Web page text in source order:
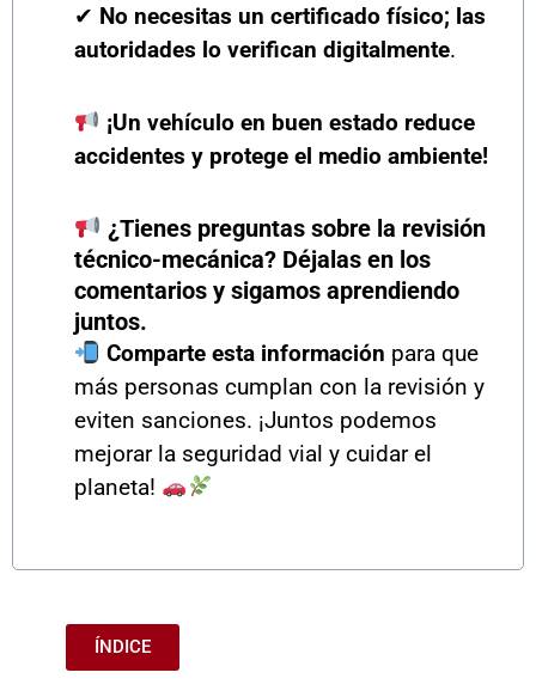
✔ No necesitas un certificado físico; las
autoridades lo verifican digitalmente.
¡Un vehículo en buen estado reduce
accidentes y protege el medio ambiente!
¿Tienes preguntas sobre la revisión
técnico-mecánica? Déjalas en los
comentarios y sigamos aprendiendo
juntos.
Comparte esta información para que
más personas cumplan con la revisión y
eviten sanciones. ¡Juntos podemos
mejorar la seguridad vial y cuidar el
planeta!
ÍNDICE